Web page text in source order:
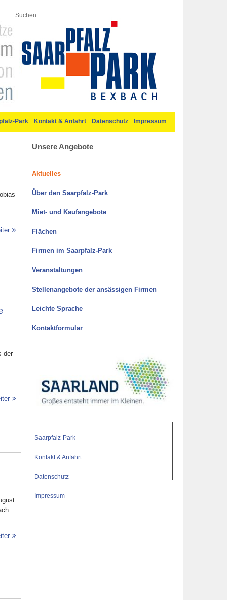
Park Kontakt & Anfahrt Datenschutz Impressum
der
Unsere Angebote
Aktuelles
Über den Saarpfalz-Park
Miet- und Kaufangebote
Flächen
Firmen im Saarpfalz-Park
Veranstaltungen
Stellenangebote der ansässigen Firmen
Leichte Sprache
Kontaktformular
Saarpfalz-Park
Kontakt & Anfahrt
Datenschutz
Impressum